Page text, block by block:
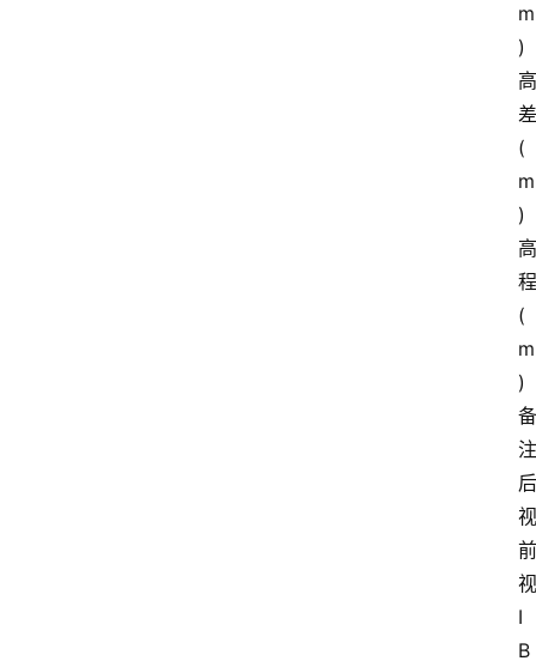
m
)
高
差
(
m
)
高
程
(
m
)
备
注
后
视
前
视
I
B